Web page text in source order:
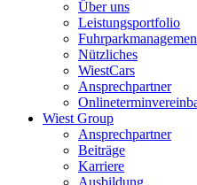
Über uns
Leistungsportfolio
Nützliches
WiestCars
Ansprechpartner
Wiest Group
Ansprechpartner
Beiträge
Karriere
Ausbildung